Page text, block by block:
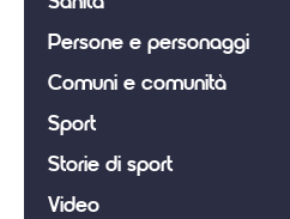
Persone e personaggi
Comuni e comunità
Sport
Storie di sport
Video